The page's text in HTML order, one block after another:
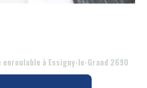
à Essigny-le-Grand 2690